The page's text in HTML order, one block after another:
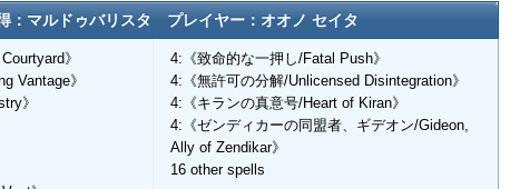
：マルドゥバリスタ プレイヤー：オオノ セイタ
》
Vantage》
》
4:《致命的な一押し/Fatal Push》
4:《無許可の分解/Unlicensed Disintegration》
4:《キランの真意号/Heart of Kiran》
4:《ゼンディカーの同盟者、ギデオン/Gideon,
Ally of Zendikar》
16 other spells